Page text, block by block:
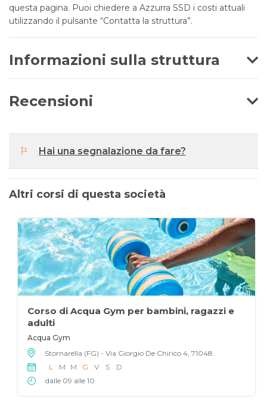
questa pagina. Puoi chiedere a Azzurra SSD i costi attuali
utilizzando il pulsante “Contatta la struttura”.
Informazioni sulla struttura
Recensioni
Hai una segnalazione da fare?
Altri corsi di questa società
Corso di Acqua Gym per bambini, ragazzi e
adulti
Acqua Gym
Stornarella (FG) - Via Giorgio De Chirico 4, 71048
L
M M G V S
D
dalle 09 alle 10